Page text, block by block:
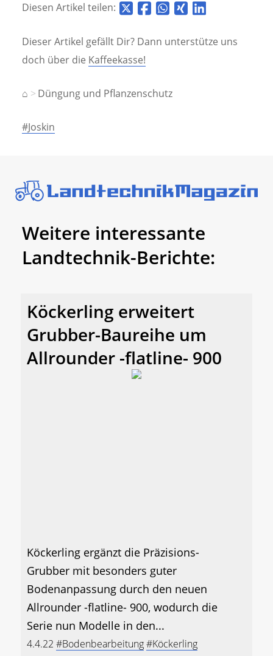
Diesen Artikel teilen:
Dieser Artikel gefällt Dir? Dann unterstütze uns
doch über die Kaffeekasse!
⌂ Düngung und Pflanzenschutz
#Joskin
Weitere interessante
Landtechnik-Berichte:
Köckerling erweitert
Grubber-Baureihe um
Allrounder -flatline- 900
Köckerling ergänzt die Präzisions-
Grubber mit besonders guter
Bodenanpassung durch den neuen
Allrounder -flatline- 900, wodurch die
Serie nun Modelle in den...
4.4.22 #Bodenbearbeitung#Köckerling